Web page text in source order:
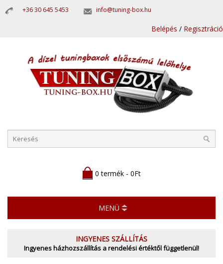
+36 30 645 5453 info@tuning-box.hu
Belépés / Regisztráció
0 termék - 0Ft
MENÜ
INGYENES SZÁLLÍTÁS
Ingyenes házhozszállítás a rendelési értéktől függetlenül!